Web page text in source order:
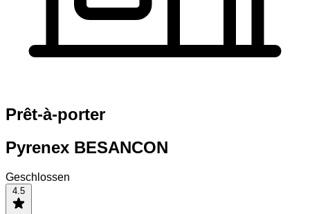
Prêt-à-porter
Pyrenex BESANCON
Geschlossen
4.5